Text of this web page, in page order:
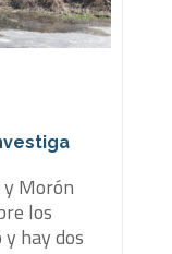
Morón
los
hay dos